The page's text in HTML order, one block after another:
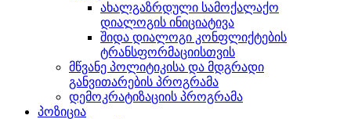
ახალგაზრდული სამოქალაქო
დიალოგის ინიციატივა
შიდა დიალოგი კონფლიქტების
ტრანსფორმაციისთვის
მწვანე პოლიტიკისა და მდგრადი
განვითარების პროგრამა
დემოკრატიზაციის პროგრამა
პოზიცია